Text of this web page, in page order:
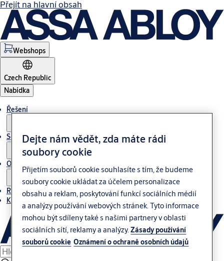
Přejít na hlavní obsah
Webshops
Czech Republic
Nabídka
Řešení
Servis
O nás
Reference
Kontakt
Dejte nám vědět, zda máte rádi
soubory cookie
Přijetím souborů cookie souhlasíte s tím, že budeme
soubory cookie ukládat za účelem personalizace
obsahu a reklam, poskytování funkcí sociálních médií
a analýzy používání webových stránek. Tyto informace
mohou být sdíleny také s našimi partnery v oblasti
sociálních sítí, reklamy a analýzy.Zásady používání
souborů cookie Oznámení o ochraně osobních údajů